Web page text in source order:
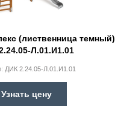
(лиственница темный)
Л.01.И1.01
ДИК 2.24.05-Л.01.И1.01
Узнать цену